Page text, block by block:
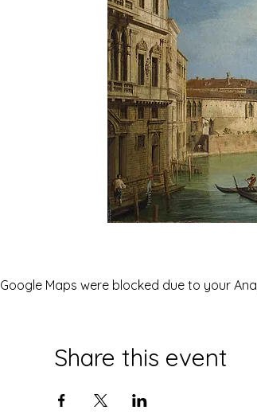
Google Maps were blocked due to your
Share this event